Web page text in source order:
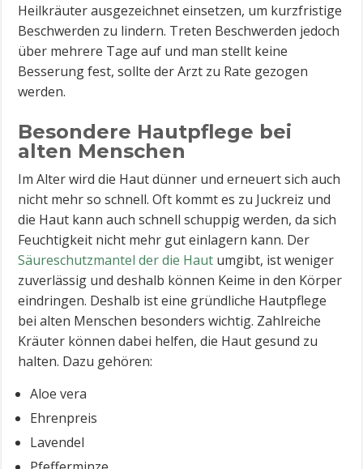
Heilkräuter ausgezeichnet einsetzen, um kurzfristige
Beschwerden zu lindern. Treten Beschwerden jedoch
über mehrere Tage auf und man stellt keine
Besserung fest, sollte der Arzt zu Rate gezogen
werden.
Besondere Hautpflege bei
alten Menschen
Im Alter wird die Haut dünner und erneuert sich auch
nicht mehr so schnell. Oft kommt es zu Juckreiz und
die Haut kann auch schnell schuppig werden, da sich
Feuchtigkeit nicht mehr gut einlagern kann. Der
Säureschutzmantel der die Haut umgibt, ist weniger
zuverlässig und deshalb können Keime in den Körper
eindringen. Deshalb ist eine gründliche Hautpflege
bei alten Menschen besonders wichtig. Zahlreiche
Kräuter können dabei helfen, die Haut gesund zu
halten. Dazu gehören:
Aloe vera
Ehrenpreis
Lavendel